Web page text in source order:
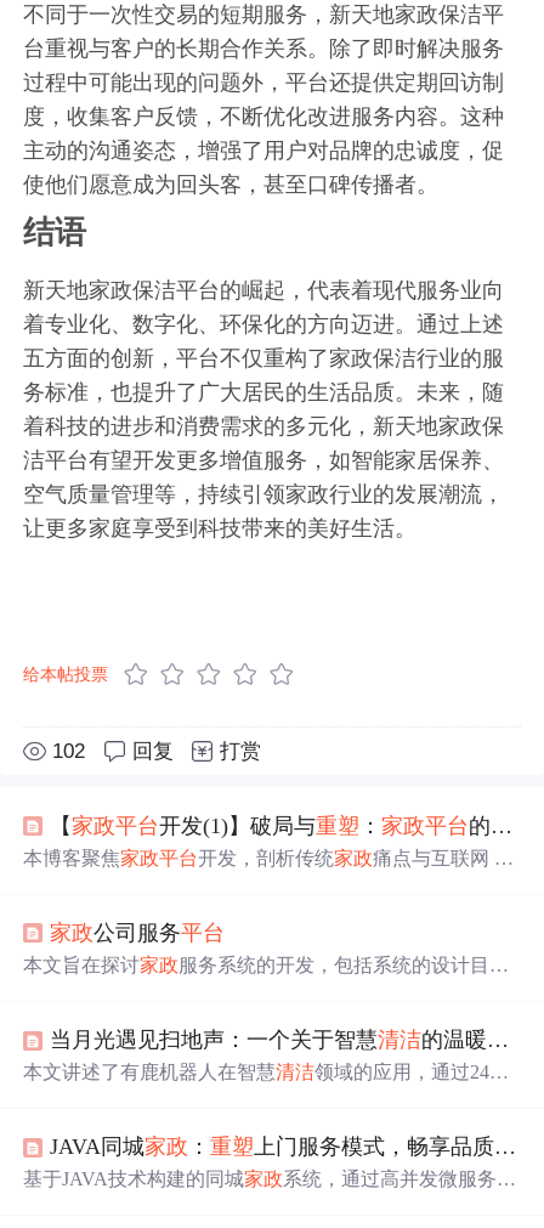
不同于一次性交易的短期服务，新天地家政保洁平
台重视与客户的长期合作关系。除了即时解决服务
过程中可能出现的问题外，平台还提供定期回访制
度，收集客户反馈，不断优化改进服务内容。这种
主动的沟通姿态，增强了用户对品牌的忠诚度，促
使他们愿意成为回头客，甚至口碑传播者。
结语
新天地家政保洁平台的崛起，代表着现代服务业向
着专业化、数字化、环保化的方向迈进。通过上述
五方面的创新，平台不仅重构了家政保洁行业的服
务标准，也提升了广大居民的生活品质。未来，随
着科技的进步和消费需求的多元化，新天地家政保
洁平台有望开发更多增值服务，如智能家居保养、
空气质量管理等，持续引领家政行业的发展潮流，
让更多家庭享受到科技带来的美好生活。
给本帖投票
102 回复 打赏
【 家政平台开发(1)】破局与重塑 ： 家政平台的需求洞察与市场密码
本博客聚焦家政平台开发，剖析传统家政痛点与互联网 +
平台核心与拓展功能，包括注册登录、智能匹配、增值服
务等，为开发提供指南。
家政公司服务平台
本文旨在探讨家政服务系统的开发，包括系统的设计目
服务流程，提升用户体验。
当月光遇见扫地声：一个关于智慧清洁的温暖叙事
本文讲述了有鹿机器人在智慧清洁领域的应用，通过24小
洁 效率，还推动了保洁人员角色的转变，使他们成为环境
管理者。
JAVA同城家政 ：重塑上门服务模式，畅享品质生活
基于JAVA技术构建的同城家政系统，通过高并发微服务架